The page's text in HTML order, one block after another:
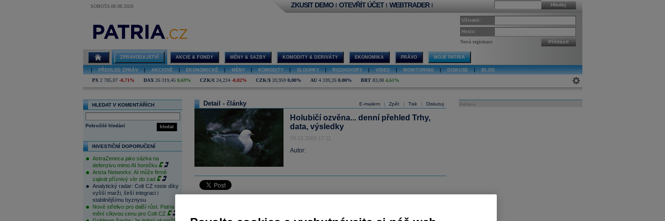
SOBOTA 08.08.2026 Hledej
ZKUSIT DEMO | OTEVŘÍT ÚČET | WEBTRADER |
Uživatel:
Heslo:
Nová registrace Přihlásit
ZPRAVODAJSTVÍ AKCIE & FONDY MĚNY & SAZBY KOMODITY & DERIVÁTY EKONOMIKA PRÁVO MOJE PATRIA
PŘEHLED ZPRÁV AKCIOVÉ EKONOMICKÉ MĚNY KOMODITY SLOUPKY ROZHOVORY VIDEO MONITORING DISKUSE BLOG
PX 2 785,07 -0,71% DAX 26 319,45 0,69% CZK/€ 24,224 -0,02% CZK/$ 20,959 0,00% AU 4 339,26 0,00% BRT 83,08 4,61%
HLEDAT V KOMENTÁŘÍCH
hledat
Pokročilé hledání
INVESTIČNÍ DOPORUČENÍ
AstraZeneca jako sázka na
defenzivu mimo AI horečku
Arista Networks: AI může firmě
zajistit příznivý vítr do zad
Analytický radar: Colt CZ roste díky
vyšší marži, širší integraci i
stabilnějšímu byznysu
Nové střelivo pro další růst. Patria
mění cílovou cenu pro Colt CZ
E-mailem Zpět Tisk Diskutuj
Detail - články
Holubičí ozvěna... denní přehled Trhy,
data, výsledky
29.12.2008 17:11
Autor:
Reklama